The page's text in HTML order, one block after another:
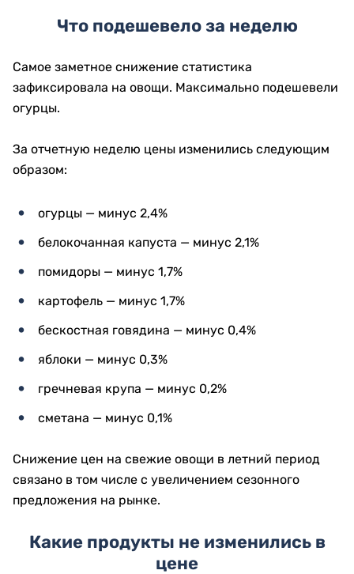
Что подешевело за неделю
Самое заметное снижение статистика
зафиксировала на овощи. Максимально подешевели
огурцы.
За отчетную неделю цены изменились следующим
образом:
огурцы — минус 2,4%
белокочанная капуста — минус 2,1%
помидоры — минус 1,7%
картофель — минус 1,7%
бескостная говядина — минус 0,4%
яблоки — минус 0,3%
гречневая крупа — минус 0,2%
сметана — минус 0,1%
Снижение цен на свежие овощи в летний период
связано в том числе с увеличением сезонного
предложения на рынке.
Какие продукты не изменились в
цене